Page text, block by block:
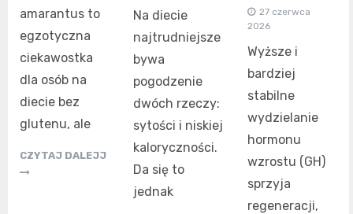
amarantus to
egzotyczna
ciekawostka
dla osób na
diecie bez
glutenu, ale
CZYTAJ DALEJJ
Na diecie
najtrudniejsze
bywa
pogodzenie
dwóch rzeczy:
sytości i niskiej
kaloryczności.
Da się to
jednak
27 czerwca
2026
Wyższe i
bardziej
stabilne
wydzielanie
hormonu
wzrostu (GH)
sprzyja
regeneracji,